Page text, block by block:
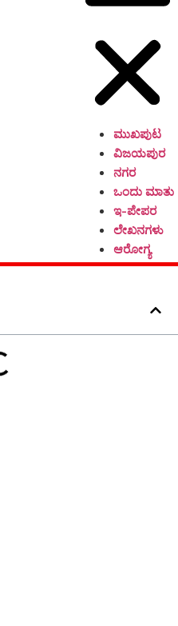
ಮುಖಪುಟ
ವಿಜಯಪುರ
ನಗರ
ಒಂದು ಮಾತು
ಇ-ಪೇಪರ
ಲೇಖನಗಳು
ಆರೋಗ್ಯ